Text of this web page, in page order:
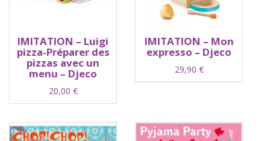
IMITATION – Luigi
pizza-Préparer des
pizzas avec un
menu – Djeco
20,00 €
IMITATION – Mon
expresso – Djeco
29,90 €